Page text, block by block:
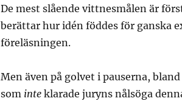
De mest slående vittnesmålen är
berättar hur idén föddes för ganska
föreläsningen.
Men även på golvet i pauserna,
som inte klarade juryns nålsöga